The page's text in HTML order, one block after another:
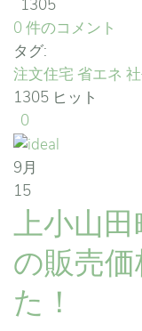
1305
0 件のコメント
タグ:
注文住宅 省エネ
1305 ヒット
0
9月
15
上小山
の販売
た！